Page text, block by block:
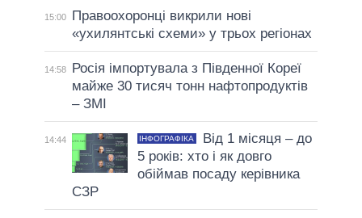
15:00
Правоохоронці викрили нові
«ухилянтські схеми» у трьох регіонах
14:58
Росія імпортувала з Південної Кореї
майже 30 тисяч тонн нафтопродуктів
– ЗМІ
14:44 ІНФОГРАФІКА
Від 1 місяця – до
5 років: хто і як довго
обіймав посаду керівника
СЗР